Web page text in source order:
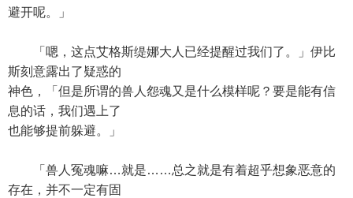
避开呢。」
「嗯，这点艾格斯缇娜大人已经提醒过我们了。」伊比
斯刻意露出了疑惑的
神色，「但是所谓的兽人怨魂又是什么模样呢？要是能有信
息的话，我们遇上了
也能够提前躲避。」
「兽人冤魂嘛…就是……总之就是有着超乎想象恶意的
存在，并不一定有固